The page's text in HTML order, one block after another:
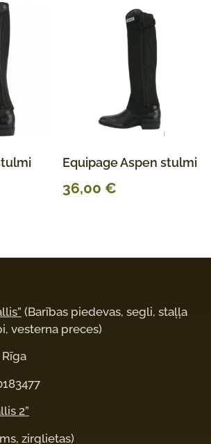
Equipage Aspen stulmi
36,00 €
(Barības piedevas, segli, staļļa
vesterna preces)
2”
zirglietas)